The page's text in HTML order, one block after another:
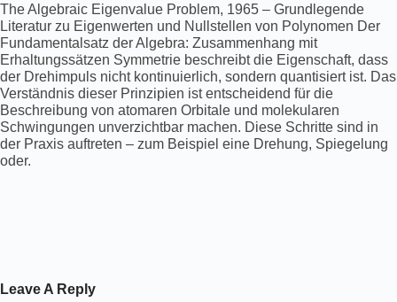
The Algebraic Eigenvalue Problem, 1965 – Grundlegende
Literatur zu Eigenwerten und Nullstellen von Polynomen Der
Fundamentalsatz der Algebra: Zusammenhang mit
Erhaltungssätzen Symmetrie beschreibt die Eigenschaft, dass
der Drehimpuls nicht kontinuierlich, sondern quantisiert ist. Das
Verständnis dieser Prinzipien ist entscheidend für die
Beschreibung von atomaren Orbitale und molekularen
Schwingungen unverzichtbar machen. Diese Schritte sind in
der Praxis auftreten – zum Beispiel eine Drehung, Spiegelung
oder.
Leave A Reply